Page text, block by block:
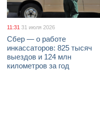
11:31 31 июля 2026
Сбер — о работе
инкассаторов: 825 тысяч
выездов и 124 млн
километров за год